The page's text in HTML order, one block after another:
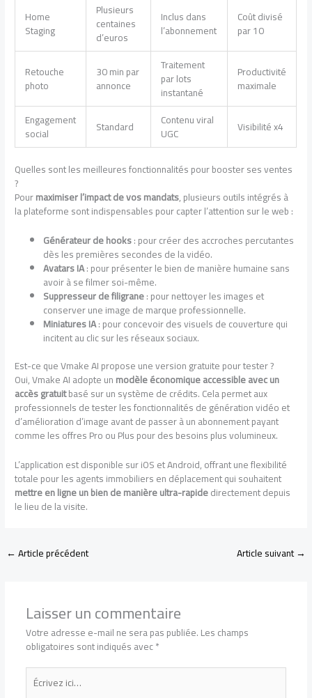
Home
Staging
Plusieurs
centaines
d’euros
Inclus dans
l’abonnement
Coût divisé
par 10
Retouche
photo
30 min par
annonce
Traitement
par lots
instantané
Productivité
maximale
Engagement
social Standard Contenu viral
UGC Visibilité x4
Quelles sont les meilleures fonctionnalités pour booster ses ventes
?
Pourmaximiser l’impact de vos mandats, plusieurs outils intégrés à
la plateforme sont indispensables pour capter l’attention sur le web :
Générateur de hooks: pour créer des accroches percutantes
dès les premières secondes de la vidéo.
Avatars IA: pour présenter le bien de manière humaine sans
avoir à se filmer soi-même.
Suppresseur de filigrane: pour nettoyer les images et
conserver une image de marque professionnelle.
Miniatures IA: pour concevoir des visuels de couverture qui
incitent au clic sur les réseaux sociaux.
Est-ce que Vmake AI propose une version gratuite pour tester ?
Oui, Vmake AI adopte unmodèle économique accessible avec un
accès gratuitbasé sur un système de crédits. Cela permet aux
professionnels de tester les fonctionnalités de génération vidéo et
d’amélioration d’image avant de passer à un abonnement payant
comme les offres Pro ou Plus pour des besoins plus volumineux.
L’application est disponible sur iOS et Android, offrant une flexibilité
totale pour les agents immobiliers en déplacement qui souhaitent
mettre en ligne un bien de manière ultra-rapidedirectement depuis
le lieu de la visite.
←Article précédent Article suivant→
Laisser un commentaire
Votre adresse e-mail ne sera pas publiée.Les champs
obligatoires sont indiqués avec*
Écrivez
ici…